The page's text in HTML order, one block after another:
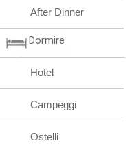
After Dinner
Dormire
Hotel
Campeggi
Ostelli